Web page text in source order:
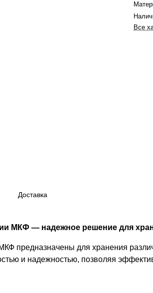
Все
Доставка
МКФ — надежное решение для
предназначены для хранения
и надежностью, позволяя